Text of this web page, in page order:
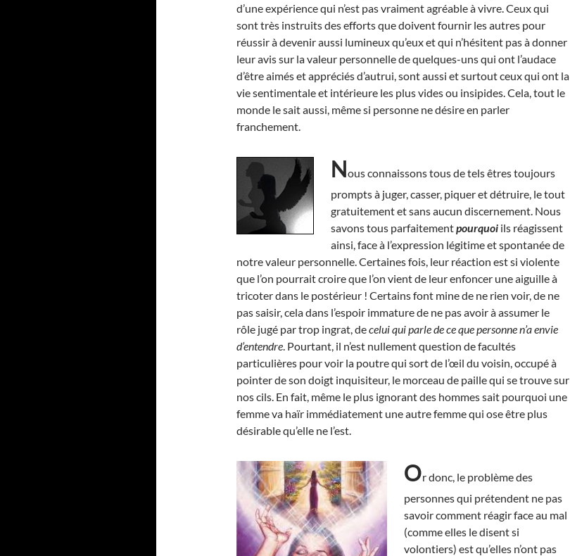
d’une expérience qui n’est pas vraiment agréable à vivre. Ceux qui
sont très instruits des efforts que doivent fournir les autres pour
réussir à devenir aussi lumineux qu’eux et qui n’hésitent pas à donner
leur avis sur la valeur personnelle de quelques-uns qui ont l’audace
d’être aimés et appréciés d’autrui, sont aussi et surtout ceux qui ont la
vie sentimentale et intérieure les plus vides ou insipides. Cela, tout le
monde le sait aussi, même si personne ne désire en parler
franchement.
Nous connaissons tous de tels êtres toujours
prompts à juger, casser, piquer et détruire, le tout
gratuitement et sans aucun discernement. Nous
savons tous parfaitementpourquoi ils réagissent
ainsi, face à l’expression légitime et spontanée de
notre valeur personnelle. Certaines fois, leur réaction est si violente
que l’on pourrait croire que l’on vient de leur enfoncer une aiguille à
tricoter dans le postérieur ! Certains font mine de ne rien voir, de ne
pas saisir, cela dans l’espoir immature de ne pas avoir à assumer le
rôle jugé par trop ingrat, decelui qui parle de ce que personne n’a envie
d’entendre. Pourtant, il n’est nullement question de facultés
particulières pour voir la poutre qui sort de l’œil du voisin, occupé à
pointer de son doigt inquisiteur, le morceau de paille qui se trouve sur
nos cils. En fait, même le plus ignorant des hommes sait pourquoi une
femme va haïr immédiatement une autre femme qui ose être plus
désirable qu’elle ne l’est.
Or donc, le problème des
personnes qui prétendent ne pas
savoir comment réagir face au mal
(comme elles le disent si
volontiers) est qu’elles n’ont pas